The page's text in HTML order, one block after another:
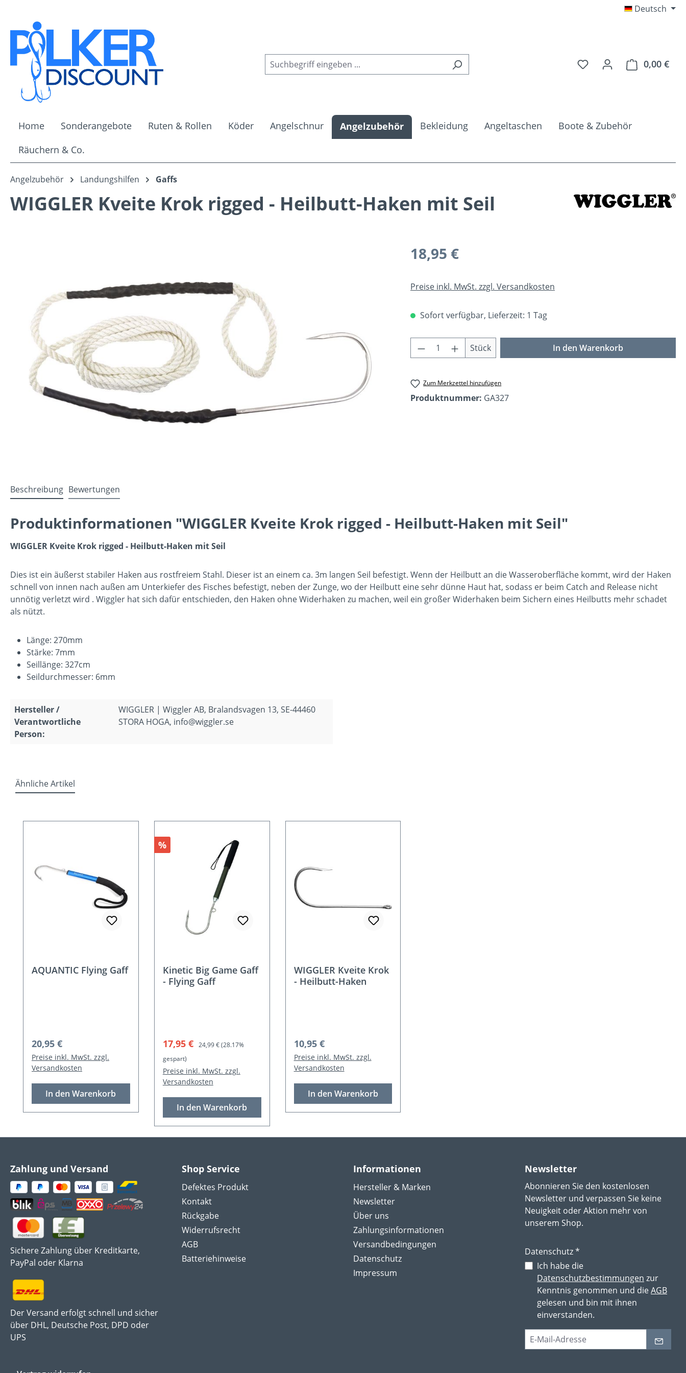
Deutsch
Du hast 0 Produkte auf
0,00 €
Home Sonderangebote Ruten & Rollen Köder Angelschnur Angelzubehör Bekleidung Angeltaschen
Boote & Zubehör
Räuchern & Co.
Angelzubehör Landungshilfen Gaffs
WIGGLER Kveite Krok rigged - Heilbutt-Haken mit Seil
Regulärer Preis:
18,95 €
Preise inkl. MwSt. zzgl. Versandkosten
Sofort verfügbar, Lieferzeit: 1 Tag
Produkt Anzahl: Gib den gewünschten Wert
Stück In den Warenkorb
Zum Merkzettel hinzufügen
Produktnummer: GA327
Beschreibung Bewertungen
Produktinformationen "WIGGLER Kveite Krok rigged - Heilbutt-Haken mit Seil"
WIGGLER Kveite Krok rigged - Heilbutt-Haken mit Seil
Dies ist ein äußerst stabiler Haken aus rostfreiem Stahl. Dieser ist an einem ca. 3m langen Seil befestigt. Wenn der Heilbutt an die Wasseroberfläche kommt, wird der Haken
schnell von innen nach außen am Unterkiefer des Fisches befestigt, neben der Zunge, wo der Heilbutt eine sehr dünne Haut hat, sodass er beim Catch and Release nicht
unnötig verletzt wird . Wiggler hat sich dafür entschieden, den Haken ohne Widerhaken zu machen, weil ein großer Widerhaken beim Sichern eines Heilbutts mehr schadet
als nützt.
Länge: 270mm
Stärke: 7mm
Seillänge: 327cm
Seildurchmesser: 6mm
Hersteller /
Verantwortliche
Person:
WIGGLER | Wiggler AB, Bralandsvagen 13, SE-44460
STORA HOGA, info@wiggler.se
Ähnliche Artikel
AQUANTIC Flying Gaff
Regulärer Preis:
20,95 €
Preise inkl. MwSt. zzgl.
Versandkosten
In den Warenkorb
Rabatt
%
Kinetic Big Game Gaff
- Flying Gaff
Verkaufspreis:
17,95 € Regulärer Preis:
24,99 €(28.17%
gespart)
Preise inkl. MwSt. zzgl.
Versandkosten
In den Warenkorb
WIGGLER Kveite Krok
- Heilbutt-Haken
Regulärer Preis:
10,95 €
Preise inkl. MwSt. zzgl.
Versandkosten
In den Warenkorb
Zahlung und Versand
Sichere Zahlung über Kreditkarte,
PayPal oder Klarna
Der Versand erfolgt schnell und sicher
über DHL, Deutsche Post, DPD oder
UPS
Shop Service
Defektes Produkt
Kontakt
Rückgabe
Widerrufsrecht
AGB
Batteriehinweise
Informationen
Hersteller & Marken
Newsletter
Über uns
Zahlungsinformationen
Versandbedingungen
Datenschutz
Impressum
Newsletter
Abonnieren Sie den kostenlosen
Newsletter und verpassen Sie keine
Neuigkeit oder Aktion mehr von
unserem Shop.
Datenschutz *
Ich habe die
Datenschutzbestimmungen zur
Kenntnis genommen und dieAGB
gelesen und bin mit ihnen
einverstanden.